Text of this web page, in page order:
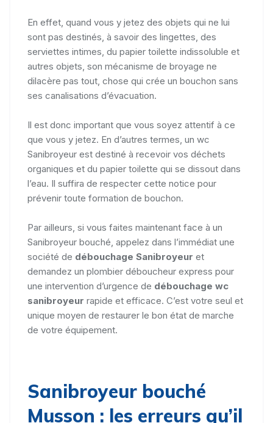
En effet, quand vous y jetez des objets qui ne lui
sont pas destinés, à savoir des lingettes, des
serviettes intimes, du papier toilette indissoluble et
autres objets, son mécanisme de broyage ne
dilacère pas tout, chose qui crée un bouchon sans
ses canalisations d’évacuation.
Il est donc important que vous soyez attentif à ce
que vous y jetez. En d’autres termes, un wc
Sanibroyeur est destiné à recevoir vos déchets
organiques et du papier toilette qui se dissout dans
l’eau. Il suffira de respecter cette notice pour
prévenir toute formation de bouchon.
Par ailleurs, si vous faites maintenant face à un
Sanibroyeur bouché, appelez dans l’immédiat une
société de débouchage Sanibroyeur et
demandez un plombier déboucheur express pour
une intervention d’urgence de débouchage wc
sanibroyeur rapide et efficace. C’est votre seul et
unique moyen de restaurer le bon état de marche
de votre équipement.
Sanibroyeur bouché
Musson : les erreurs qu’il